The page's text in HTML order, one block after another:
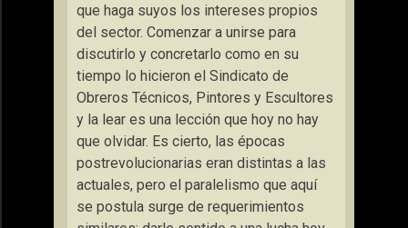
que haga suyos los intereses propios
del sector. Comenzar a unirse para
discutirlo y concretarlo como en su
tiempo lo hicieron el Sindicato de
Obreros Técnicos, Pintores y Escultores
y la lear es una lección que hoy no hay
que olvidar. Es cierto, las épocas
postrevolucionarias eran distintas a las
actuales, pero el paralelismo que aquí
se postula surge de requerimientos